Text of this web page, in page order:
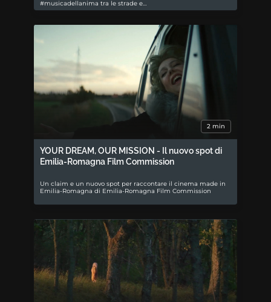
#musicadellanima tra le strade e…
2 min
YOUR DREAM, OUR MISSION - Il nuovo spot di
Emilia-Romagna Film Commission
Un claim e un nuovo spot per raccontare il cinema made in
Emilia-Romagna di Emilia-Romagna Film Commission